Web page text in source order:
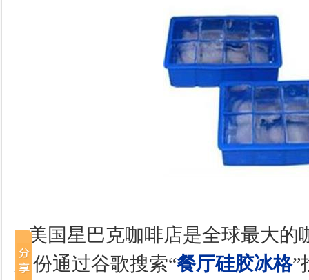
美国星巴克咖啡店是全球最大的
月份通过谷歌搜索“餐厅硅胶冰格”